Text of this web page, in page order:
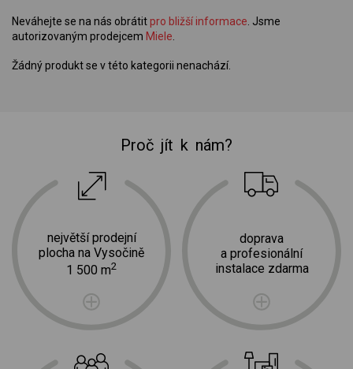
Neváhejte se na nás obrátitpro bližší informace . Jsme
autorizovaným prodejcem Miele
Žádný produkt se v této kategorii nenachází.
Proč jít k nám?
největší prodejní
plocha na Vysočině
1 500 m2
doprava
a profesionální
instalace zdarma